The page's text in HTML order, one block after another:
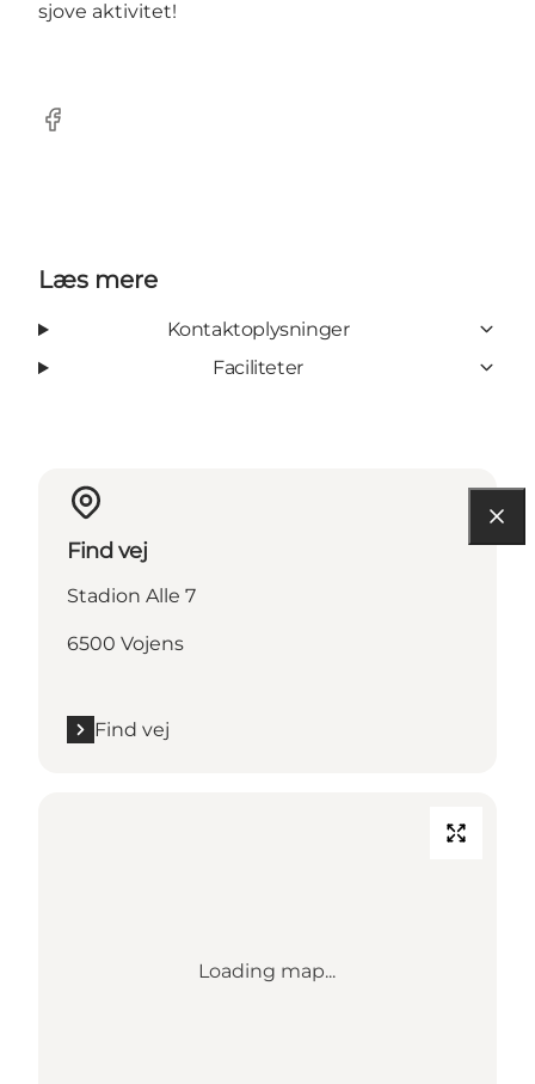
sjove aktivitet!
Facebook
Læs mere
Kontaktoplysninger
Faciliteter
Find vej
Stadion Alle 7
6500 Vojens
Find vej
Loading map...